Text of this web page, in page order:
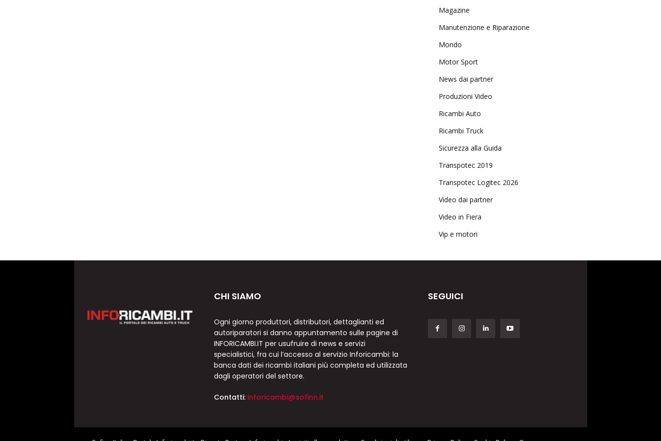
Magazine
Manutenzione e Riparazione
Mondo
Motor Sport
News dai partner
Produzioni Video
Ricambi Auto
Ricambi Truck
Sicurezza alla Guida
Transpotec 2019
Transpotec Logitec 2026
Video dai partner
Video in Fiera
Vip e motori
CHI SIAMO
Ogni giorno produttori, distributori, dettaglianti ed
autoriparatori si danno appuntamento sulle pagine di
INFORICAMBI.IT per usufruire di news e servizi
specialistici, fra cui l’accesso al servizio Inforicambi: la
banca dati dei ricambi italiani più completa ed utilizzata
dagli operatori del settore.
Contatti: inforicambi@sofinn.it
SEGUICI